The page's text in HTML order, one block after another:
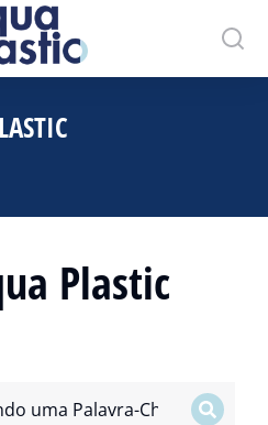
Plastic